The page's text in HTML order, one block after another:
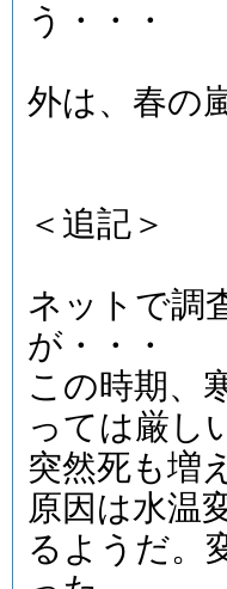
う・・・
外は、春の
＜追記＞
ネットで調
が・・・
この時期、
っては厳し
突然死も増
原因は水温
るようだ。